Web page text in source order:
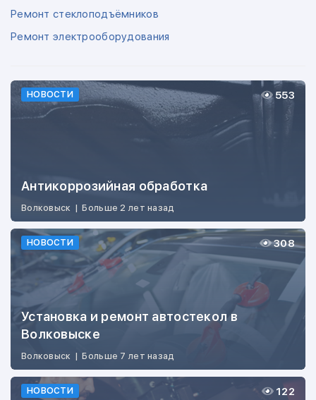
Ремонт стеклоподъёмников
Ремонт электрооборудования
НОВОСТИ
Антикоррозийная обработка
Волковыск | Больше 2 лет назад
553
НОВОСТИ
Установка и ремонт автостекол в
Волковыске
Волковыск | Больше 7 лет назад
308
НОВОСТИ 122